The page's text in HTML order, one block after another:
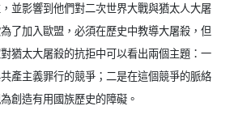
並影響到他們對二次世界大戰與猶太人大屠
了加入歐盟，必須在歷史中教導大屠殺，但
猶太大屠殺的抗拒中可以看出兩個主題：一
產主義罪行的競爭；二是在這個競爭的脈絡
創造有用國族歷史的障礙。